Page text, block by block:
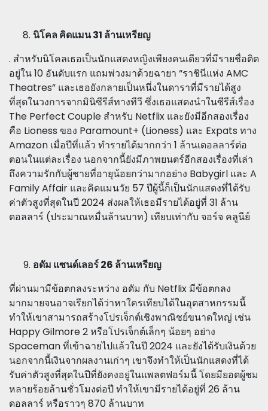
นิโคล คิดแมน 31 ล้านเหรียญ
. สำหรับนิโคลเธอเป็นนักแสดงหญิงเพียงคนเดียวที่มีรายชื่อติด
อยู่ใน 10 อันดับแรก แถมพ่วงมาด้วยฉายา “ราชินีแห่ง AMC
Theatres” และเธอยังกลายเป็นหนึ่งในดาราที่มีรายได้สูง
ที่สุดในวงการจากมินิซีรีส์ทางทีวี ซึ่งเธอแสดงนำในซีรีส์เรื่อง
The Perfect Couple สำหรับ Netflix และยังมีอีกสองเรื่อง
คือ Lioness ของ Paramount+ (Lioness) และ Expats ทาง
Amazon เมื่อปีที่แล้ว ทำรายได้มากกว่า 1 ล้านเดอลลาร์ต่อ
ตอนในแต่ละเรื่อง นอกจากนี้ยังมีภาพยนตร์อีกสองเรื่องที่เล่า
ถึงความรักกับผู้ชายที่อายุน้อยกว่ามากอย่าง Babygirl และ A
Family Affair และคิดแมนวัย 57 ปีผู้นี้ก็เป็นนักแสดงที่ได้รับ
ค่าตัวสูงที่สุดในปี 2024 ส่งผลให้เธอมีรายได้อยู่ที่ 31 ล้าน
ดอลลาร์ (ประมาณหมื่นล้านบาท) เทียบเท่ากับ จอร์จ คลูนีย์
อดัม แซนด์เลอร์ 26 ล้านเหรียญ
ที่ผ่านมามีข้อตกลงระหว่าง อดัม กับ Netflix มีข้อตกลง
มากมายจนอาจเรียกได้ว่าหาใครเทียบได้ในอุตสาหกรรมนี้
ทำให้เขาสามารถสร้างโปรเจ็กต์เชิงพาณิชย์ขนาดใหญ่ เช่น
Happy Gilmore 2 หรือโปรเจ็กต์เล็กๆ น้อยๆ อย่าง
Spaceman ที่เข้าฉายไปแล้วในปี 2024 และยังได้รับเงินด้วย
นอกจากนี้เงินจากผลงานเก่าๆ เขาจึงทำให้เป็นนักแสดงที่ได้
รับค่าตัวสูงที่สุดในปีที่ยังคงอยู่ในแพลตฟอร์มนี้ โดยมียอดผู้ชม
หลายร้อยล้านชั่วโมงต่อปี ทำให้เขามีรายได้อยู่ที่ 26 ล้าน
ดอลลาร์ หรือราวๆ 870 ล้านบาท